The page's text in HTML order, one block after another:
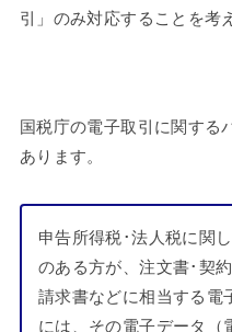
引」のみ対応することを考
国税庁の電子取引に関する
あります。
申告所得税･法人税に関
のある方が、注文書･契
請求書などに相当する電
には、その電子データ（